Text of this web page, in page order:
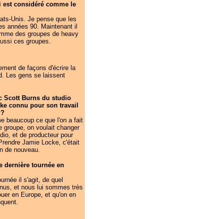
considéré comme le
Unis. Je pense que les
années 90. Maintenant il
des groupes de heavy
ces groupes.
de façons d'écrire la
Les gens se laissent
Scott Burns du studio
connu pour son travail
beaucoup ce que l'on a fait
groupe, on voulait changer
et de producteur pour
Jamie Locke, c'était
de nouveau.
dernière tournée en
il s'agit, de quel
et nous lui sommes très
en Europe, et qu'on en